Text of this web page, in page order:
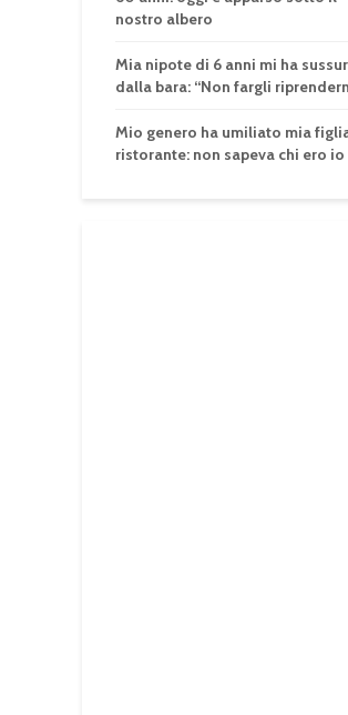
nostro albero
Mia nipote di 6 anni mi ha
dalla bara: “Non fargli
Mio genero ha umiliato mia
ristorante: non sapeva chi ero io